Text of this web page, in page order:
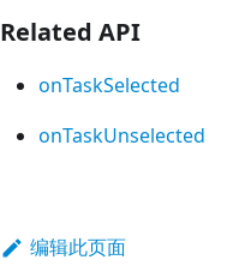
Related API
onTaskSelected
onTaskUnselected
编辑此页面